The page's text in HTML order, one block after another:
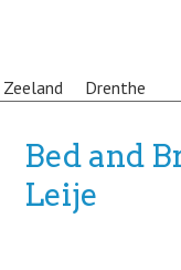
Zeeland Drenthe
Bed and
Leije